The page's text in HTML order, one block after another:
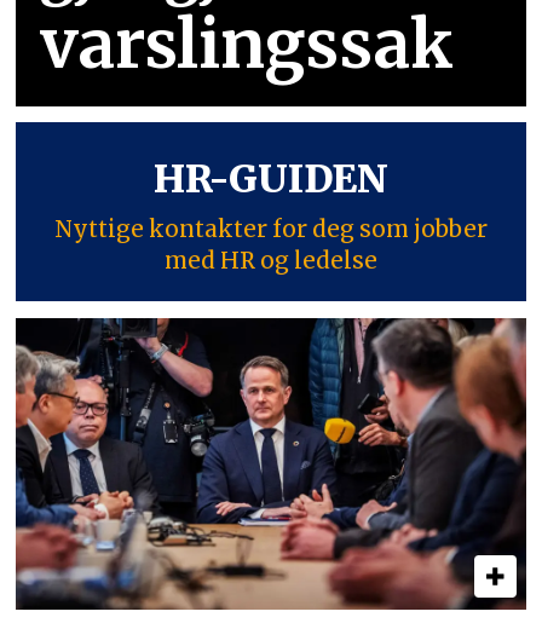
varslingssak
HR-GUIDEN
Nyttige kontakter for deg som jobber
med HR og ledelse